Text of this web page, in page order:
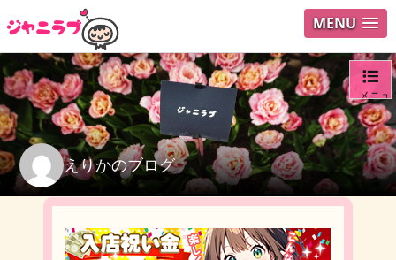
MENU
えりかのブログ
メニュ
ログイ